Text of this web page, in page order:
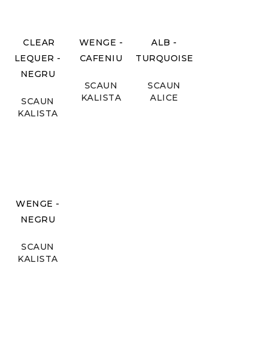
CLEAR
LEQUER -
NEGRU
SCAUN
KALISTA
WENGE -
CAFENIU
SCAUN
KALISTA
ALB -
TURQUOISE
SCAUN
ALICE
WENGE -
NEGRU
SCAUN
KALISTA